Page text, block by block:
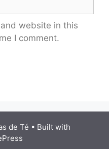
website in this
I comment.
de Té • Built with